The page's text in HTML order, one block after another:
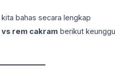
bahas secara lengkap
rem cakram berikut